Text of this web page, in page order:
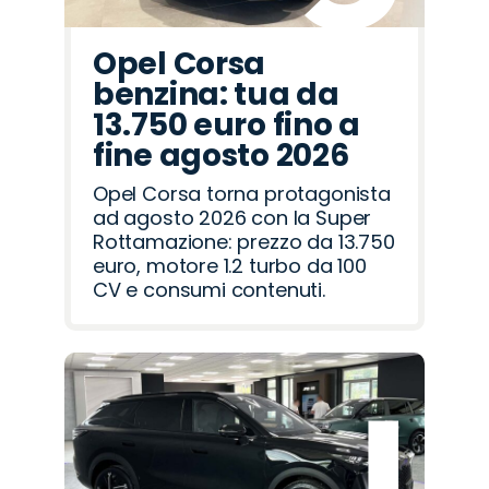
Opel Corsa
benzina: tua da
13.750 euro fino a
fine agosto 2026
Opel Corsa torna protagonista
ad agosto 2026 con la Super
Rottamazione: prezzo da 13.750
euro, motore 1.2 turbo da 100
CV e consumi contenuti.